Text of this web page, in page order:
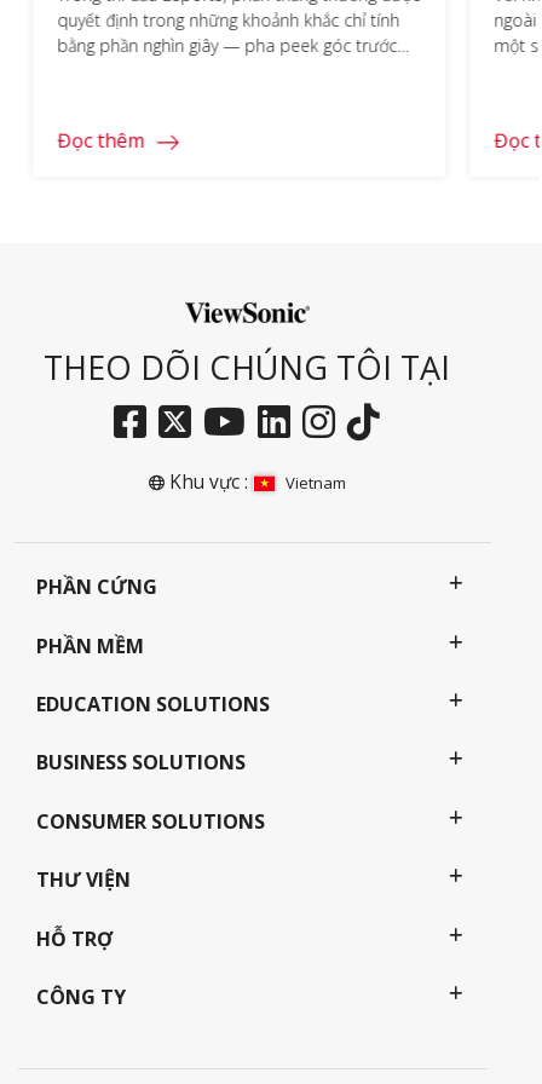
quyết định trong những khoảnh khắc chỉ tính
bằng phần nghìn giây — pha peek góc trước
hình gaming 25 […]
Đọc thêm
ngoài
một
Đọc
THEO DÕI CHÚNG TÔI TẠI
Khu vực : Vietnam
PHẦN CỨNG
PHẦN MỀM
EDUCATION SOLUTIONS
BUSINESS SOLUTIONS
CONSUMER SOLUTIONS
THƯ VIỆN
HỖ TRỢ
CÔNG TY